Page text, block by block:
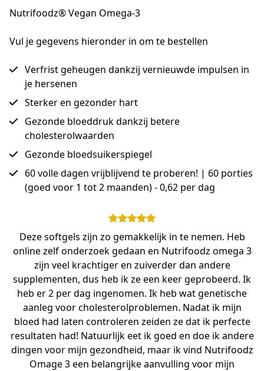
Nutrifoodz® Vegan Omega-3
Vul je gegevens hieronder in om te bestellen
Verfrist geheugen dankzij vernieuwde impulsen in
je hersenen
Sterker en gezonder hart
Gezonde bloeddruk dankzij betere
cholesterolwaarden
Gezonde bloedsuikerspiegel
60 volle dagen vrijblijvend te proberen! | 60 porties
(goed voor 1 tot 2 maanden) - 0,62 per dag
Deze softgels zijn zo gemakkelijk in te nemen. Heb
online zelf onderzoek gedaan en Nutrifoodz omega 3
zijn veel krachtiger en zuiverder dan andere
supplementen, dus heb ik ze een keer geprobeerd. Ik
heb er 2 per dag ingenomen. Ik heb wat genetische
aanleg voor cholesterolproblemen. Nadat ik mijn
bloed had laten controleren zeiden ze dat ik perfecte
resultaten had! Natuurlijk eet ik goed en doe ik andere
dingen voor mijn gezondheid, maar ik vind Nutrifoodz
Omage 3 een belangrijke aanvulling voor mijn